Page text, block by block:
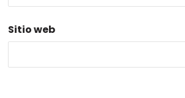
Sitio web